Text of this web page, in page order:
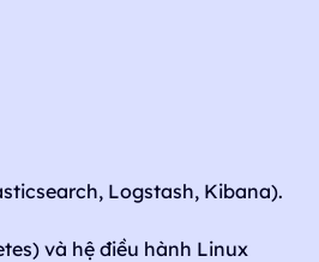
Logstash, Kibana).
và hệ điều hành Linux